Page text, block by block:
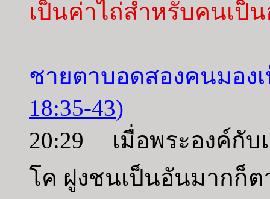
เป็นค่าไถ่สำหรับคนเป็
ชายตาบอดสองคนมอง
18:35-43)
20:29 เมื่อพระองค์กับ
โค ฝูงชนเป็นอันมากก็ต